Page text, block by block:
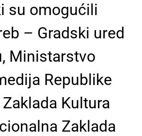
su omogućili
– Gradski ured
Ministarstvo
Republike
Kultura
Zaklada